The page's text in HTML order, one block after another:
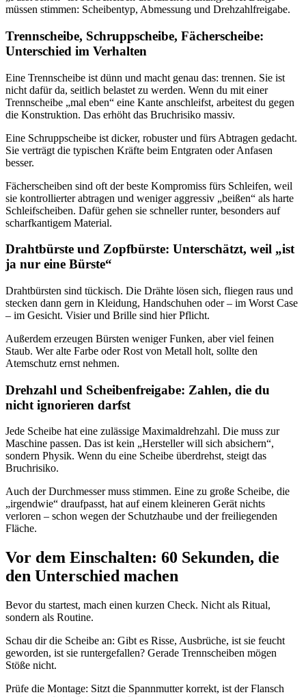
müssen stimmen: Scheibentyp, Abmessung und Drehzahlfreigabe.
Trennscheibe, Schruppscheibe, Fächerscheibe:
Unterschied im Verhalten
Eine Trennscheibe ist dünn und macht genau das: trennen. Sie ist
nicht dafür da, seitlich belastet zu werden. Wenn du mit einer
Trennscheibe „mal eben“ eine Kante anschleifst, arbeitest du gegen
die Konstruktion. Das erhöht das Bruchrisiko massiv.
Eine Schruppscheibe ist dicker, robuster und fürs Abtragen gedacht.
Sie verträgt die typischen Kräfte beim Entgraten oder Anfasen
besser.
Fächerscheiben sind oft der beste Kompromiss fürs Schleifen, weil
sie kontrollierter abtragen und weniger aggressiv „beißen“ als harte
Schleifscheiben. Dafür gehen sie schneller runter, besonders auf
scharfkantigem Material.
Drahtbürste und Zopfbürste: Unterschätzt, weil „ist
ja nur eine Bürste“
Drahtbürsten sind tückisch. Die Drähte lösen sich, fliegen raus und
stecken dann gern in Kleidung, Handschuhen oder – im Worst Case
– im Gesicht. Visier und Brille sind hier Pflicht.
Außerdem erzeugen Bürsten weniger Funken, aber viel feinen
Staub. Wer alte Farbe oder Rost von Metall holt, sollte den
Atemschutz ernst nehmen.
Drehzahl und Scheibenfreigabe: Zahlen, die du
nicht ignorieren darfst
Jede Scheibe hat eine zulässige Maximaldrehzahl. Die muss zur
Maschine passen. Das ist kein „Hersteller will sich absichern“,
sondern Physik. Wenn du eine Scheibe überdrehst, steigt das
Bruchrisiko.
Auch der Durchmesser muss stimmen. Eine zu große Scheibe, die
„irgendwie“ draufpasst, hat auf einem kleineren Gerät nichts
verloren – schon wegen der Schutzhaube und der freiliegenden
Fläche.
Vor dem Einschalten: 60 Sekunden, die
den Unterschied machen
Bevor du startest, mach einen kurzen Check. Nicht als Ritual,
sondern als Routine.
Schau dir die Scheibe an: Gibt es Risse, Ausbrüche, ist sie feucht
geworden, ist sie runtergefallen? Gerade Trennscheiben mögen
Stöße nicht.
Prüfe die Montage: Sitzt die Spannmutter korrekt, ist der Flansch